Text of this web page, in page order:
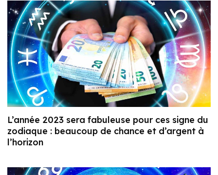
L’année 2023 sera fabuleuse pour ces signe du
zodiaque : beaucoup de chance et d’argent à
l’horizon